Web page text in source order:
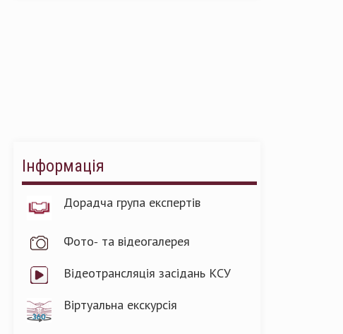
Інформація
Дорадча група експертів
Фото- та відеогалерея
Відеотрансляція засідань КСУ
Віртуальна екскурсія